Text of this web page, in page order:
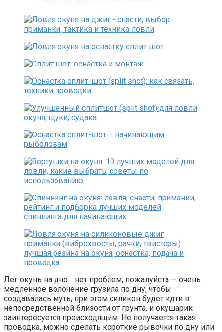
Лег окунь на дно… нет проблем, пожалуйста — очень
медленное волочение грузила по дну, чтобы
создавалась муть, при этом силикон будет идти в
непосредственной близости от грунта, и окушарик
заинтересуется происходящим. Не получается такая
проводка, можно сделать короткие рывочки по дну или